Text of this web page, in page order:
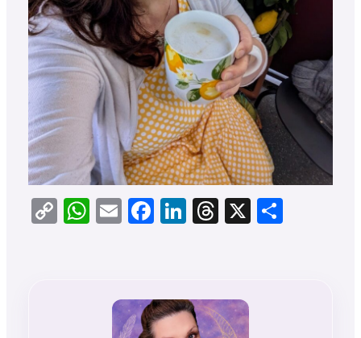
CopyWhatsApp
EmailFacebook
LinkedIn
Threads
X Teilen